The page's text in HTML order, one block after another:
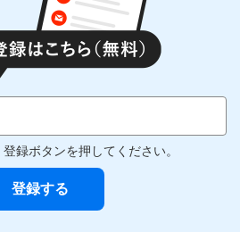
録ボタンを押してください。